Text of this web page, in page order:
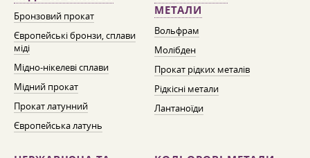
Бронзовий прокат
Європейські бронзи, сплави
міді
Мідно-нікелеві сплави
Мідний прокат
Прокат латунний
Європейська латунь
МЕТАЛИ
Вольфрам
Молібден
Прокат рідких металів
Рідкісні метали
Лантаноїди